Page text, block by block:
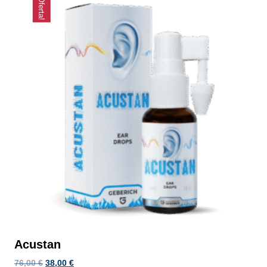
¡Oferta!
Acustan
76,00€ El
38,00 €El